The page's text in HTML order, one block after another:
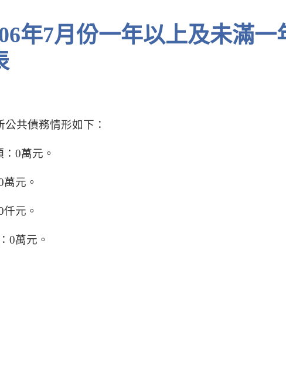
共債務情形如下：
0萬元。
元。
元。
0萬元。